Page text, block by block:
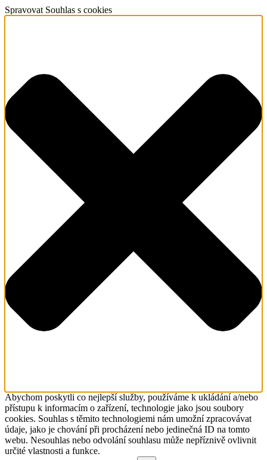
Spravovat Souhlas s cookies
Abychom poskytli co nejlepší služby, používáme k ukládání a/nebo
přístupu k informacím o zařízení, technologie jako jsou soubory
cookies. Souhlas s těmito technologiemi nám umožní zpracovávat
údaje, jako je chování při procházení nebo jedinečná ID na tomto
webu. Nesouhlas nebo odvolání souhlasu může nepříznivě ovlivnit
určité vlastnosti a funkce.